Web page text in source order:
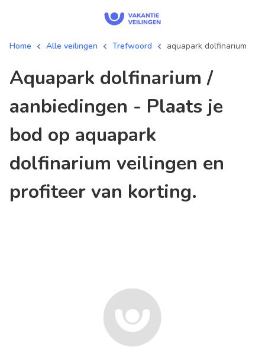
Home Alle veilingen Trefwoord aquapark dolfinarium
aquapark dolfinarium /
aanbiedingen - Plaats je
bod op aquapark
dolfinarium veilingen en
profiteer van korting.